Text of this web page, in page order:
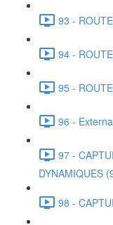
93 -
94 -
95 -
96 -
97 -
DYNAMIQUES
98 -